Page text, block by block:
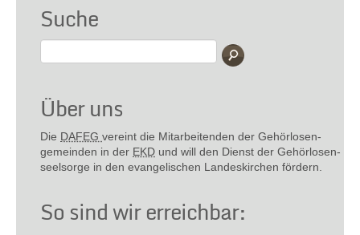
Suche
Über uns
Die DAFEG vereint die Mitarbeitenden der Gehör­losen­
gemeinden in der EKD und will den Dienst der Gehör­losen­
seel­sorge in den evange­lischen Landes­kirchen fördern.
So sind wir erreichbar: